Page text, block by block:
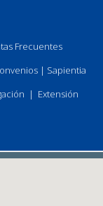
Frecuentes
| Sapientia
| Extensión